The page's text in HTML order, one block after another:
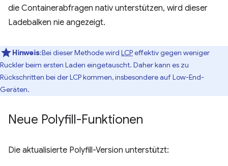
die Containerabfragen nativ unterstützen, wird dieser
Ladebalken nie angezeigt.
Hinweis:Bei dieser Methode wird LCPeffektiv gegen weniger
Ruckler beim ersten Laden eingetauscht. Daher kann es zu
Rückschritten bei der LCP kommen, insbesondere auf Low-End-
Geräten.
Neue Polyfill-Funktionen
Die aktualisierte Polyfill-Version unterstützt: